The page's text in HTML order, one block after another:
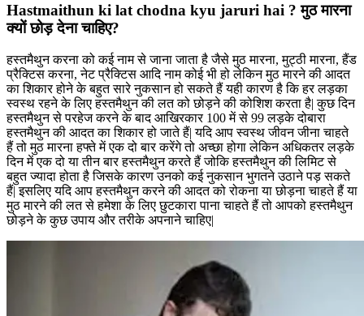
Hastmaithun ki lat chodna kyu jaruri hai ? मुठ मारना
क्यों छोड़ देना चाहिए?
हस्तमैथुन करना को कई नाम से जाना जाता है जैसे मुठ मारना, मुट्ठी मारना, हैंड
प्रैक्टिस करना, नेट प्रैक्टिस आदि नाम कोई भी हो लेकिन मुठ मारने की आदत
का शिकार होने के बहुत सारे नुकसान हो सकते हैं यही कारण है कि हर लड़का
स्वस्थ रहने के लिए हस्तमैथुन की लत को छोड़ने की कोशिश करता है| कुछ दिन
हस्तमैथुन से परहेज करने के बाद आखिरकार 100 में से 99 लड़के दोबारा
हस्तमैथुन की आदत का शिकार हो जाते हैं| यदि आप स्वस्थ जीवन जीना चाहते
हैं तो मुठ मारना हफ्ते में एक दो बार करेंगे तो अच्छा होगा लेकिन अधिकतर लड़के
दिन में एक दो या तीन बार हस्तमैथुन करते हैं जोकि हस्तमैथुन की लिमिट से
बहुत ज्यादा होता है जिसके कारण उनको कई नुकसान भुगतने उठाने पड़ सकते
हैं| इसलिए यदि आप हस्तमैथुन करने की आदत को रोकना या छोड़ना चाहते हैं या
मुठ मारने की लत से हमेशा के लिए छुटकारा पाना चाहते हैं तो आपको हस्तमैथुन
छोड़ने के कुछ उपाय और तरीके अपनाने चाहिए|